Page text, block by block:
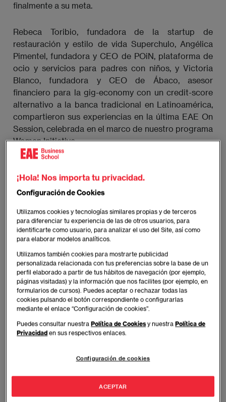
finalmente a su meta.
Rebeca Toribio, fundadora de la startup de
restauración y estilo de vida Superchulo, Angélica
Pimentel, fundadora y CEO de POiN, plataforma de
ocio y servicios para padres con niños, y Victoria
Blanco, fundadora y CEO de Ábaco, asesor
financiero para la gig-economy con un credit-score
alternativo a la banca tradicional en Latinoamérica,
compartieron sus experiencias en la última EAE On
Session, celebrada en el marco de nuestro programa
Women Initiative.
1. Las crisis se enfrentan cara a cara.
¡Hola! Nos importa tu privacidad.
Configuración de Cookies
Utilizamos cookies y tecnologías similares propias y de terceros
para diferenciar tu experiencia de las de otros usuarios, para
identificarte como usuario, para analizar el uso del Site, así como
para elaborar modelos analíticos.
Utilizamos también cookies para mostrarte publicidad
personalizada relacionada con tus preferencias sobre la base de un
perfil elaborado a partir de tus hábitos de navegación (por ejemplo,
páginas visitadas) y la información que nos facilites (por ejemplo, en
formularios de cursos). Puedes aceptar o rechazar todas las
cookies pulsando el botón correspondiente o configurarlas
mediante el enlace “Configuración de cookies”.
Puedes consultar nuestraPolítica de Cookies y nuestraPolítica de
Privacidad en sus respectivos enlaces.
Configuración de cookies
ACEPTAR